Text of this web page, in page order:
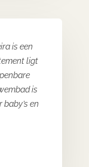
is een
ligt
is
en